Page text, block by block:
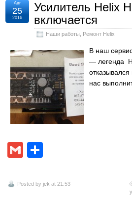
Усилитель Helix
включается
Наши работы Ремонт Helix
Авг
25
2016
В наш
— легенда
нас
Gmail
Posted by jek at 21:53